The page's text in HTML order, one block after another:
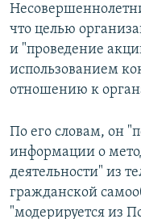
что целью
и "проведение
использованием
отношению к
По его словам, он
информации о
деятельности" из
гражданской
"модерируется из